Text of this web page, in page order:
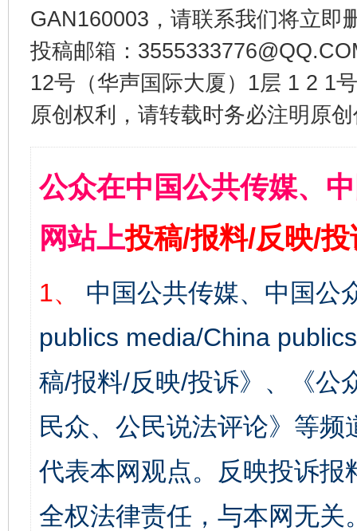
GAN160003，请联系我们将立即
投稿邮箱：
12号（华声国际大厦）1层 1 2 1
原创权利，请转载时务必注明原
公众在中国公共传媒、
网站上投稿/报料/反映/
1、
中国公共传媒、中国公
publics media/China
稿/报料/反映/投诉》、《公
民众、公民说法评论》等
代表本网观点。反映投诉
全权法律责任，与本网无